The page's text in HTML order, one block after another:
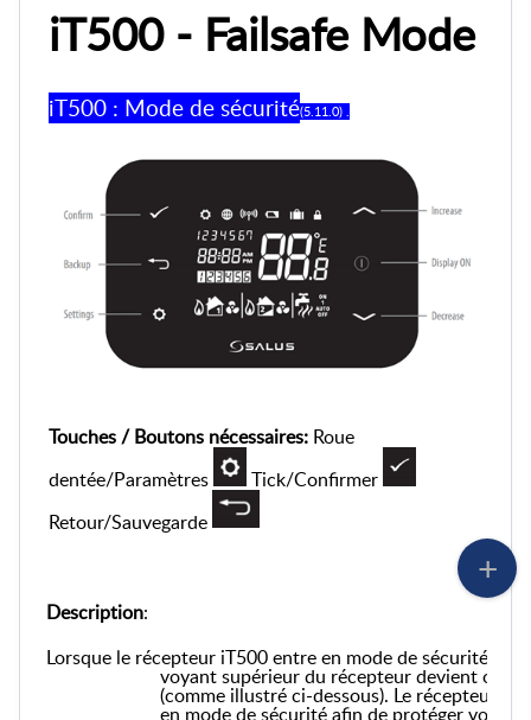
iT500 - Failsafe Mode
iT500 : Mode de sécurité(5.11.0) .
Touches / Boutons nécessaires: Roue
dentée/Paramètres
Tick/Confirmer
Retour/Sauvegarde
Description:
Lorsque le récepteur iT500 entre en mode de sécurité, le
voyant supérieur du récepteur devient
(comme illustré ci-dessous). Le récepteur
en mode de sécurité afin de protéger votre